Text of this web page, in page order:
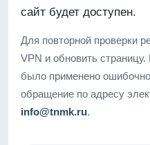
сайт будет доступен.
Для повторной проверки
VPN и обновить
было применено
обращение по адресу
info@tnmk.ru.